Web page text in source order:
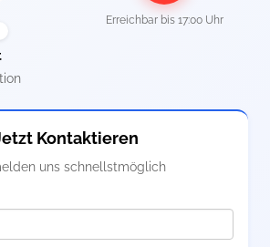
Erreichbar bis 17:00 Uhr
Kontaktieren
uns schnellstmöglich